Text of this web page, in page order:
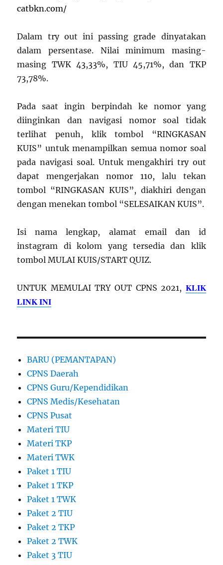
catbkn.com/
Dalam try out ini passing grade dinyatakan
dalam persentase. Nilai minimum masing-
masing TWK 43,33%, TIU 45,71%, dan TKP
73,78%.
Pada saat ingin berpindah ke nomor yang
diinginkan dan navigasi nomor soal tidak
terlihat penuh, klik tombol “RINGKASAN
KUIS” untuk menampilkan semua nomor soal
pada navigasi soal. Untuk mengakhiri try out
dapat mengerjakan nomor 110, lalu tekan
tombol “RINGKASAN KUIS”, diakhiri dengan
dengan menekan tombol “SELESAIKAN KUIS”.
Isi nama lengkap, alamat email dan id
instagram di kolom yang tersedia dan klik
tombol MULAI KUIS/START QUIZ.
UNTUK MEMULAI TRY OUT CPNS 2021, KLIK
LINK INI
BARU (PEMANTAPAN)
CPNS Daerah
CPNS Guru/Kependidikan
CPNS Medis/Kesehatan
CPNS Pusat
Materi TIU
Materi TKP
Materi TWK
Paket 1 TIU
Paket 1 TKP
Paket 1 TWK
Paket 2 TIU
Paket 2 TKP
Paket 2 TWK
Paket 3 TIU